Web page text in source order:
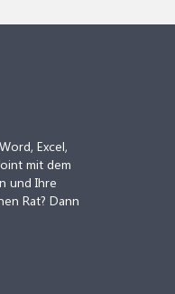
Excel,
mit dem
und Ihre
Rat? Dann